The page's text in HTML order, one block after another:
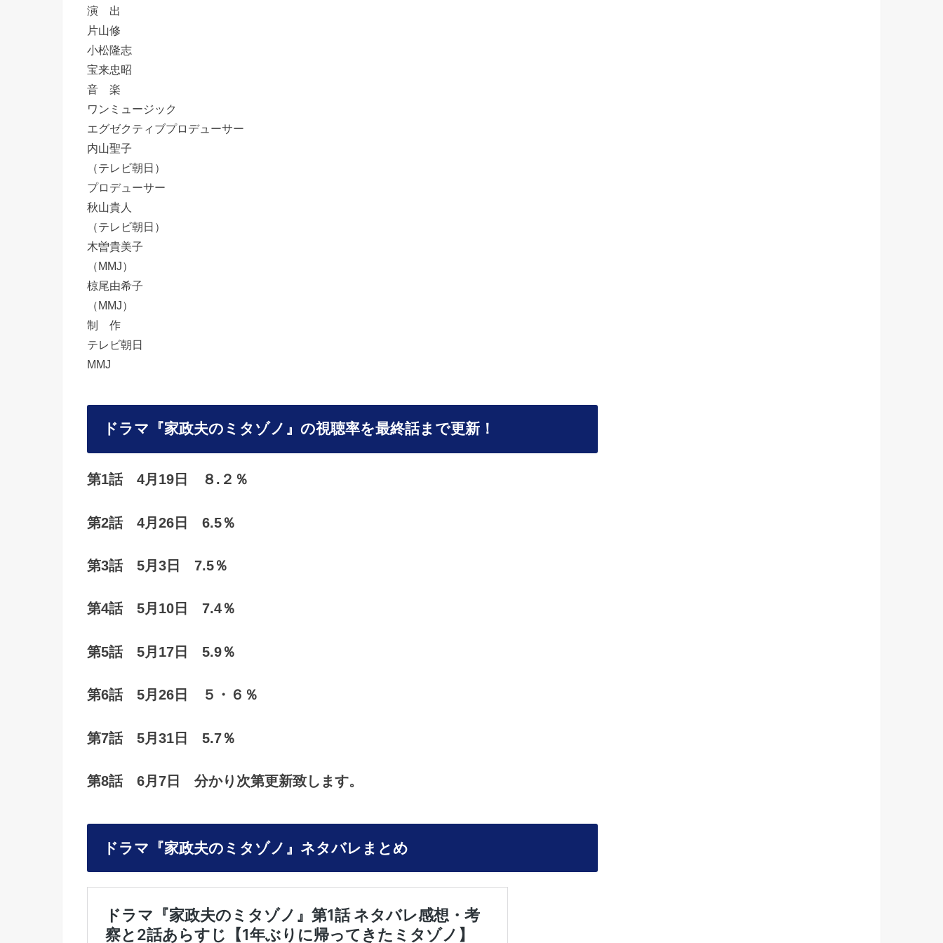
演 出
片山修
小松隆志
宝来忠昭
音 楽
ワンミュージック
エグゼクティブプロデューサー
内山聖子
（テレビ朝日）
プロデューサー
秋山貴人
（テレビ朝日）
木曽貴美子
（MMJ）
椋尾由希子
（MMJ）
制 作
テレビ朝日
MMJ
ドラマ 『家政夫のミタゾノ』 の視聴率を最終話まで更新！
第1話 4月19日 ８.２％
第2話 4月26日 6.5％
第3話 5月3日 7.5％
第4話 5月10日 7.4％
第5話 5月17日 5.9％
第6話 5月26日 ５・６％
第7話 5月31日 5.7％
第8話 6月7日 分かり次第更新致します。
ドラマ 『家政夫のミタゾノ』ネタバレまとめ